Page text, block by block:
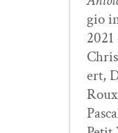
gio
ert,